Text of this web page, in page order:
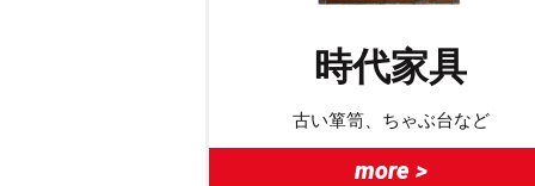
時代家具
古い箪笥、ちゃぶ台など
more >